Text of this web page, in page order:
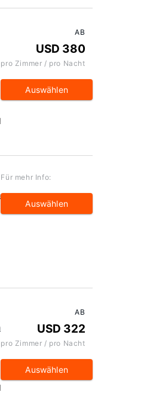
AB
USD 380
pro Zimmer / pro Nacht
Auswählen
Für mehr Info:
Auswählen
AB
USD 322
pro Zimmer / pro Nacht
Auswählen